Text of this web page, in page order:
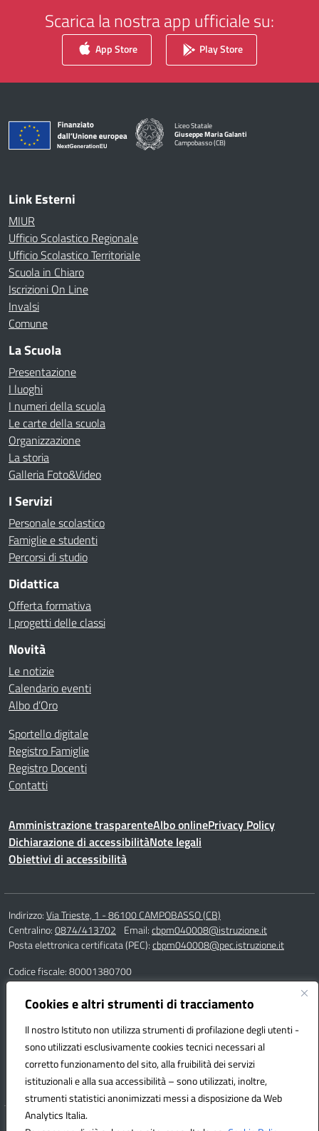
Cookies e altri strumenti di tracciamento
Il nostro Istituto non utilizza strumenti di profilazione degli utenti -
sono utilizzati esclusivamente cookies tecnici necessari al
corretto funzionamento del sito, alla fruibilità dei servizi
istituzionali e alla sua accessibilità – sono utilizzati, inoltre,
strumenti statistici anonimizzati messi a disposizione da Web
Analytics Italia.
Scarica la nostra app ufficiale su:
App Store Play Store
Liceo Statale
Giuseppe Maria Galanti
Campobasso (CB)
— Visita la pagina iniziale della scuola
Link Esterni
MIUR
Ufficio Scolastico Regionale
Ufficio Scolastico Territoriale
Scuola in Chiaro
Iscrizioni On Line
Invalsi
Comune
La Scuola
Presentazione
I luoghi
I numeri della scuola
Le carte della scuola
Organizzazione
La storia
Galleria Foto&Video
I Servizi
Personale scolastico
Famiglie e studenti
Percorsi di studio
Didattica
Offerta formativa
I progetti delle classi
Novità
Le notizie
Calendario eventi
Albo d’Oro
Sportello digitale
Registro Famiglie
Registro Docenti
Contatti
Amministrazione trasparenteAlbo onlinePrivacy Policy
Dichiarazione di accessibilitàNote legali
Obiettivi di accessibilità
Indirizzo:Via Trieste, 1 - 86100 CAMPOBASSO (CB)
Centralino:0874/413702 Email:cbpm040008@istruzione.it
Posta elettronica certificata (PEC):cbpm040008@pec.istruzione.it
Codice fiscale: 80001380700
Codice meccanografico:CBPM040008
Codice Indice delle Pubbliche Amministrazioni (IPA): istsc_cbpm040008
Responsabile della trasmissione e pubblicazione di documenti
informazioni e dati ex. Art. 10 d.lgs 33/2013 ss.mm.ii. – d.lgs 97/2016
dott.ssa Adelaide Villa
Hosting & Powered by 3D Solution S.r.l.